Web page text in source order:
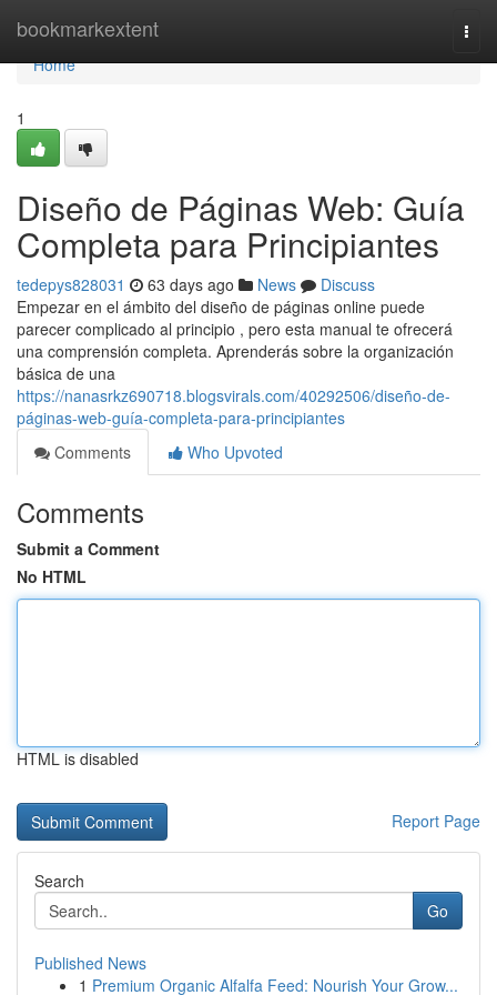
bookmarkextent
Home
Home
1
Diseño de Páginas Web: Guía
Completa para Principiantes
tedepys828031 63 days ago News
Discuss
Empezar en el ámbito del diseño de páginas online puede
parecer complicado al principio , pero esta manual te ofrecerá
una comprensión completa. Aprenderás sobre la organización
básica de una
https://nanasrkz690718.blogsvirals.com/40292506/diseño-de-
páginas-web-guía-completa-para-principiantes
Comments
Who Upvoted
Comments
Submit a Comment
No HTML
HTML is disabled
Report Page
Search
Go
Published News
1 Premium Organic Alfalfa Feed: Nourish Your Grow...